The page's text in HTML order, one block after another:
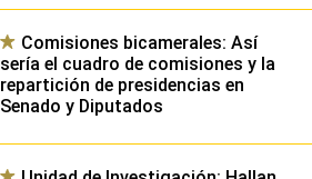
Comisiones bicamerales: Así
sería el cuadro de comisiones y la
repartición de presidencias en
Senado y Diputados